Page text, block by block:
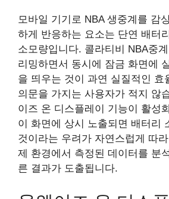
모바일 기기로 NBA 생중계를 감
하게 반응하는 요소는 단연 배터
소모량입니다. 콜라티비 NBA중
리밍하면서 동시에 잠금 화면에
을 띄우는 것이 과연 실질적인 효
의문을 가지는 사용자가 적지 않
이즈 온 디스플레이 기능이 활성
이 화면에 상시 노출되면 배터리
것이라는 우려가 자연스럽게 따
제 환경에서 측정된 데이터를 분
른 결과가 도출됩니다.